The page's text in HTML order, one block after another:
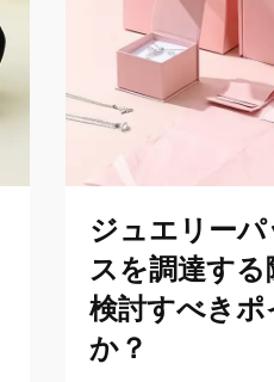
ジュエリー
スを調達す
検討すべき
か？